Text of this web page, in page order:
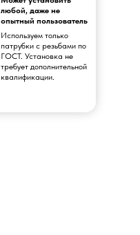
любой, даже не
опытный пользователь
Используем только
патрубки с резьбами по
ГОСТ. Установка не
требует дополнительной
квалификации.